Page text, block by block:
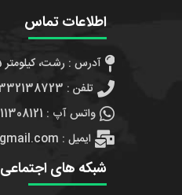
اطلاعات تماس
آدرس : رشت، کیلومتر 5 جاده جیرده، فلکده، قبل از پمپ بنزین، جنب شهدای مدافعین حرم 7
تلفن : 01332138723 - 01332138791
واتس آپ : 09111308121
ایمیل : Bnsgco@gmail.com
شبکه های اجتماعی